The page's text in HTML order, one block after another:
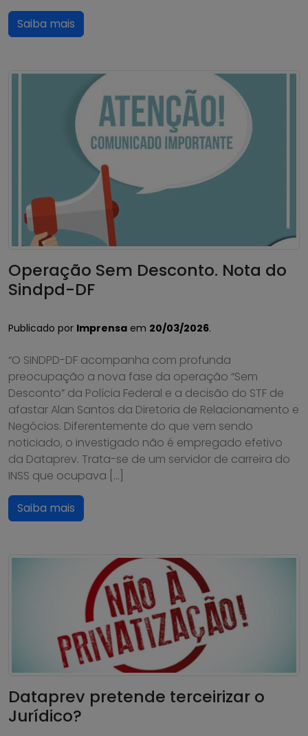
Saiba mais
Operação Sem Desconto. Nota do
Sindpd-DF
Publicado por Imprensa em 20/03/2026.
“O SINDPD-DF acompanha com profunda
preocupação a nova fase da operação “Sem
Desconto” da Polícia Federal e a decisão do STF de
afastar Alan Santos da Diretoria de Relacionamento e
Negócios. Diferentemente do que vem sendo
noticiado, o investigado não é empregado efetivo
da Dataprev. Trata-se de um servidor de carreira do
INSS que ocupava […]
Saiba mais
Dataprev pretende terceirizar o
Jurídico?